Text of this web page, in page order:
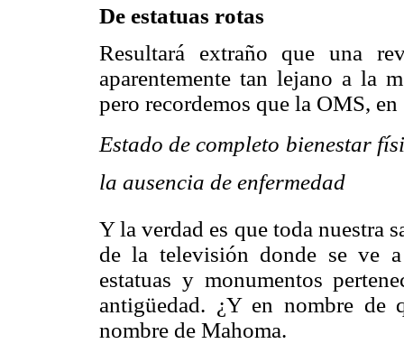
De estatuas rotas
Resultará extraño que una
aparentemente tan lejano a la
pero recordemos que la OMS,
Estado de completo bienestar
la ausencia de enfermedad
Y la verdad es que toda nuestra
de la televisión donde se ve
estatuas y monumentos
antigüedad. ¿Y en nombre de
nombre de Mahoma.